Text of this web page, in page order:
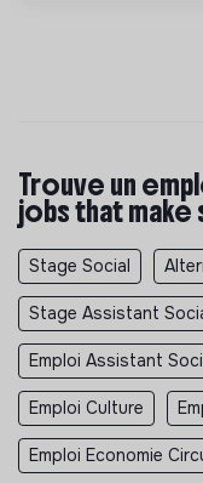
Trouve un
jobs that make
Stage Social
Stage Assistant
Emploi Assistant
Emploi Culture
Emploi Economie